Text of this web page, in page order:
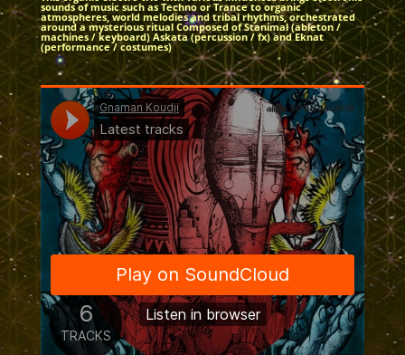
sounds of music such as Techno or Trance to organic
atmospheres, world melodies and tribal rhythms, orchestrated
around a mysterious ritual Composed of Stanimal (ableton /
machines / keyboard) Askata (percussion / fx) and Eknat
(performance / costumes)